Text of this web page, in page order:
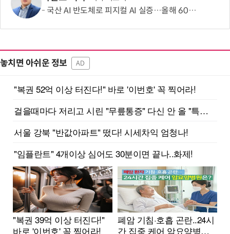
국산 AI 반도체로 피지컬 AI 실증…올해 600억 투입
놓치면 아쉬운 정보 AD